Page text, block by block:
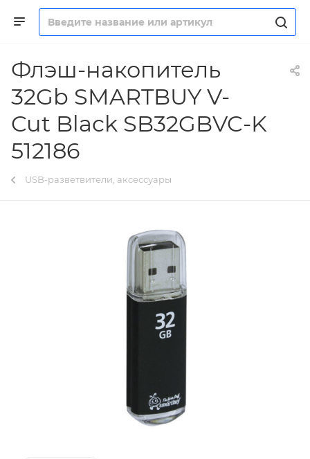
Флэш-накопитель
32Gb SMARTBUY V-
Cut Black SB32GBVC-K
512186
USB-разветвители, аксессуары